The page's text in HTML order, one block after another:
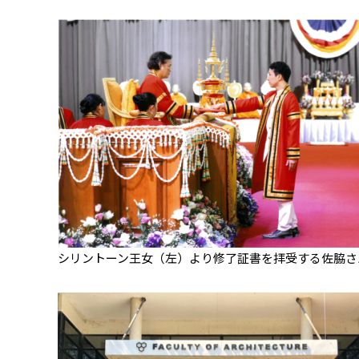
シリントーン王女（左）より修了証書を拝受する佐脇